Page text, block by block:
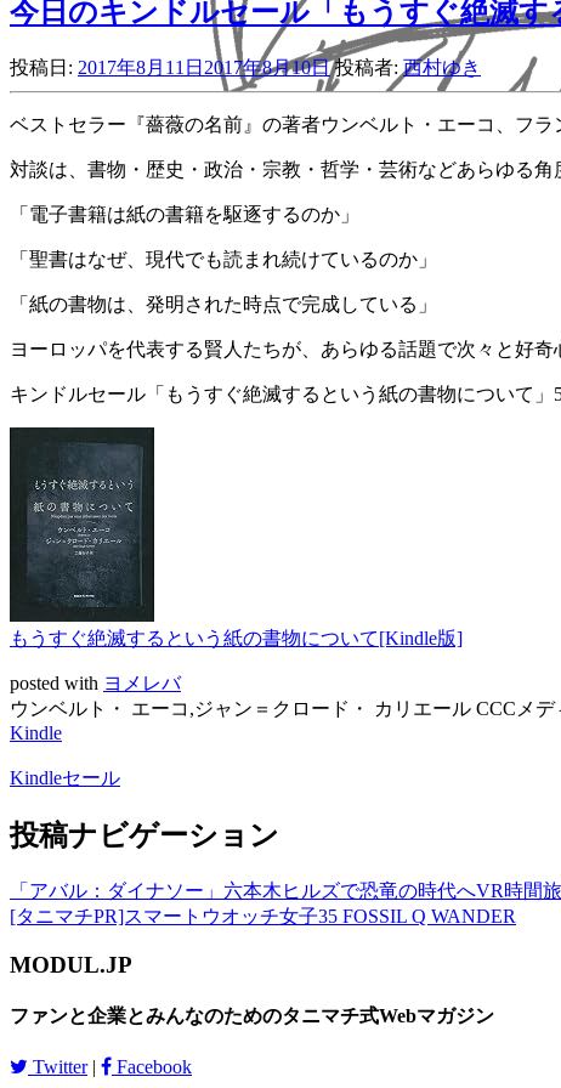
今日のキンドルセール「もうすぐ絶滅
投稿日: 2017年8月11日 2017年8月10日投稿者: 西村ゆき
ベストセラー『薔薇の名前』の著者ウンベルト・エーコ、フ
対談は、書物・歴史・政治・宗教・哲学・芸術などあらゆる角
「電子書籍は紙の書籍を駆逐するのか」
「聖書はなぜ、現代でも読まれ続けているのか」
「紙の書物は、発明された時点で完成している」
ヨーロッパを代表する賢人たちが、あらゆる話題で次々と好
キンドルセール「もうすぐ絶滅するという紙の書物について」
もうすぐ絶滅するという紙の書物について[Kindle版]
posted with ヨメレバ
ウンベルト・ エーコ,ジャン＝クロード・ カリエール CCCメデ
Kindle
Kindleセール
投稿ナビゲーション
「アバル：ダイナソー」六本木ヒルズで恐竜の時代へVR時間
[タニマチPR]スマートウオッチ女子35 FOSSIL Q WANDER
MODUL.JP
ファンと企業とみんなのためのタニマチ式Webマガジン
Twitter| Facebook